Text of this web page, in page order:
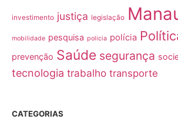
investimento justiça legislação
mobilidade pesquisa policia polícia
prevenção Saúde segurança
tecnologia trabalho transporte
CATEGORIAS